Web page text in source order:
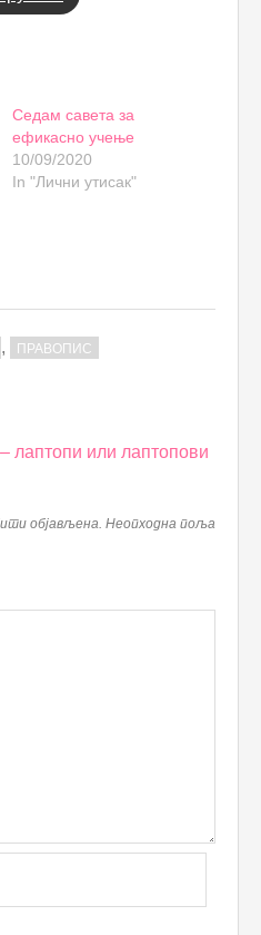
Седам савета за
ефикасно учење
10/09/2020
In "Лични утисак"
, ПРАВОПИС
лаптопи или лаптопови
објављена. Неопходна поља